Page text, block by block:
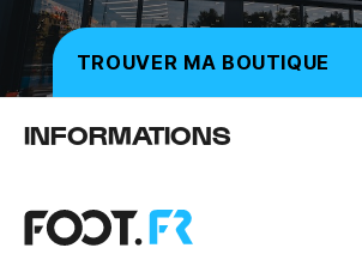
TROUVER MA BOUTIQUE
INFORMATIONS